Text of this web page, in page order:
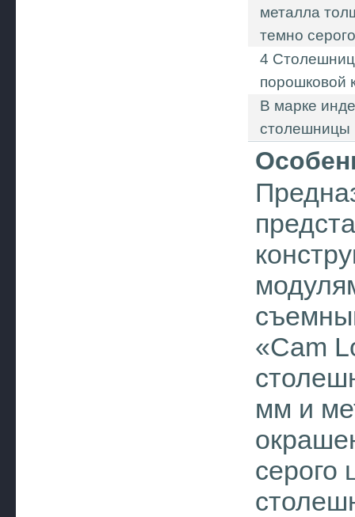
металла
темно
4
порошковой
В марке
столешницы
«Cam
мм и
серого